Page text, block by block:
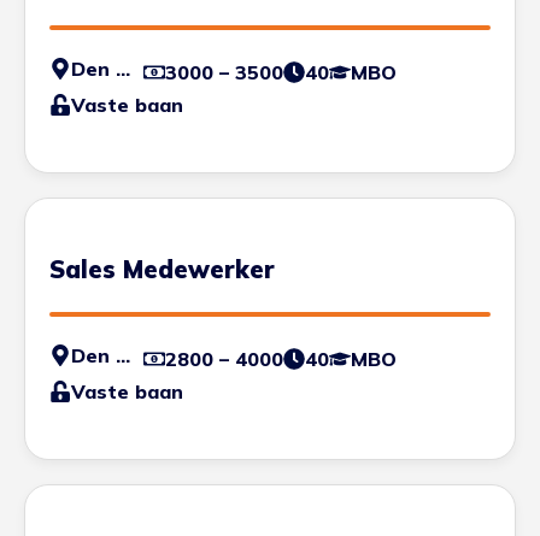
Den Haag 3000 – 3500 40
MBO
Vaste baan
Sales Medewerker
Den Haag 2800 – 4000 40
MBO
Vaste baan